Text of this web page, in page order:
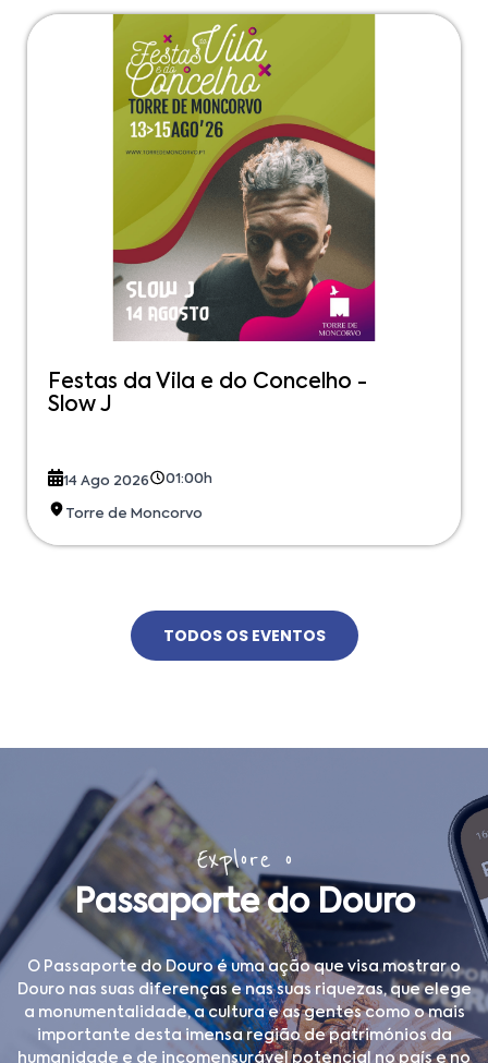
Festas da Vila e do Concelho -
Slow J
14 Ago 2026 01:00h
Torre de Moncorvo
TODOS OS EVENTOS
Explore o
Passaporte do Douro
O Passaporte do Douro é uma ação que visa mostrar o
Douro nas suas diferenças e nas suas riquezas, que elege
a monumentalidade, a cultura e as gentes como o mais
importante desta imensa região de patrimónios da
humanidade e de incomensurável potencial no país e no